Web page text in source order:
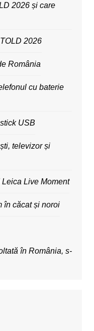
2026 și care
2026
România
cu baterie
USB
televizor și
Live Moment
în căcat și noroi
în România, s-